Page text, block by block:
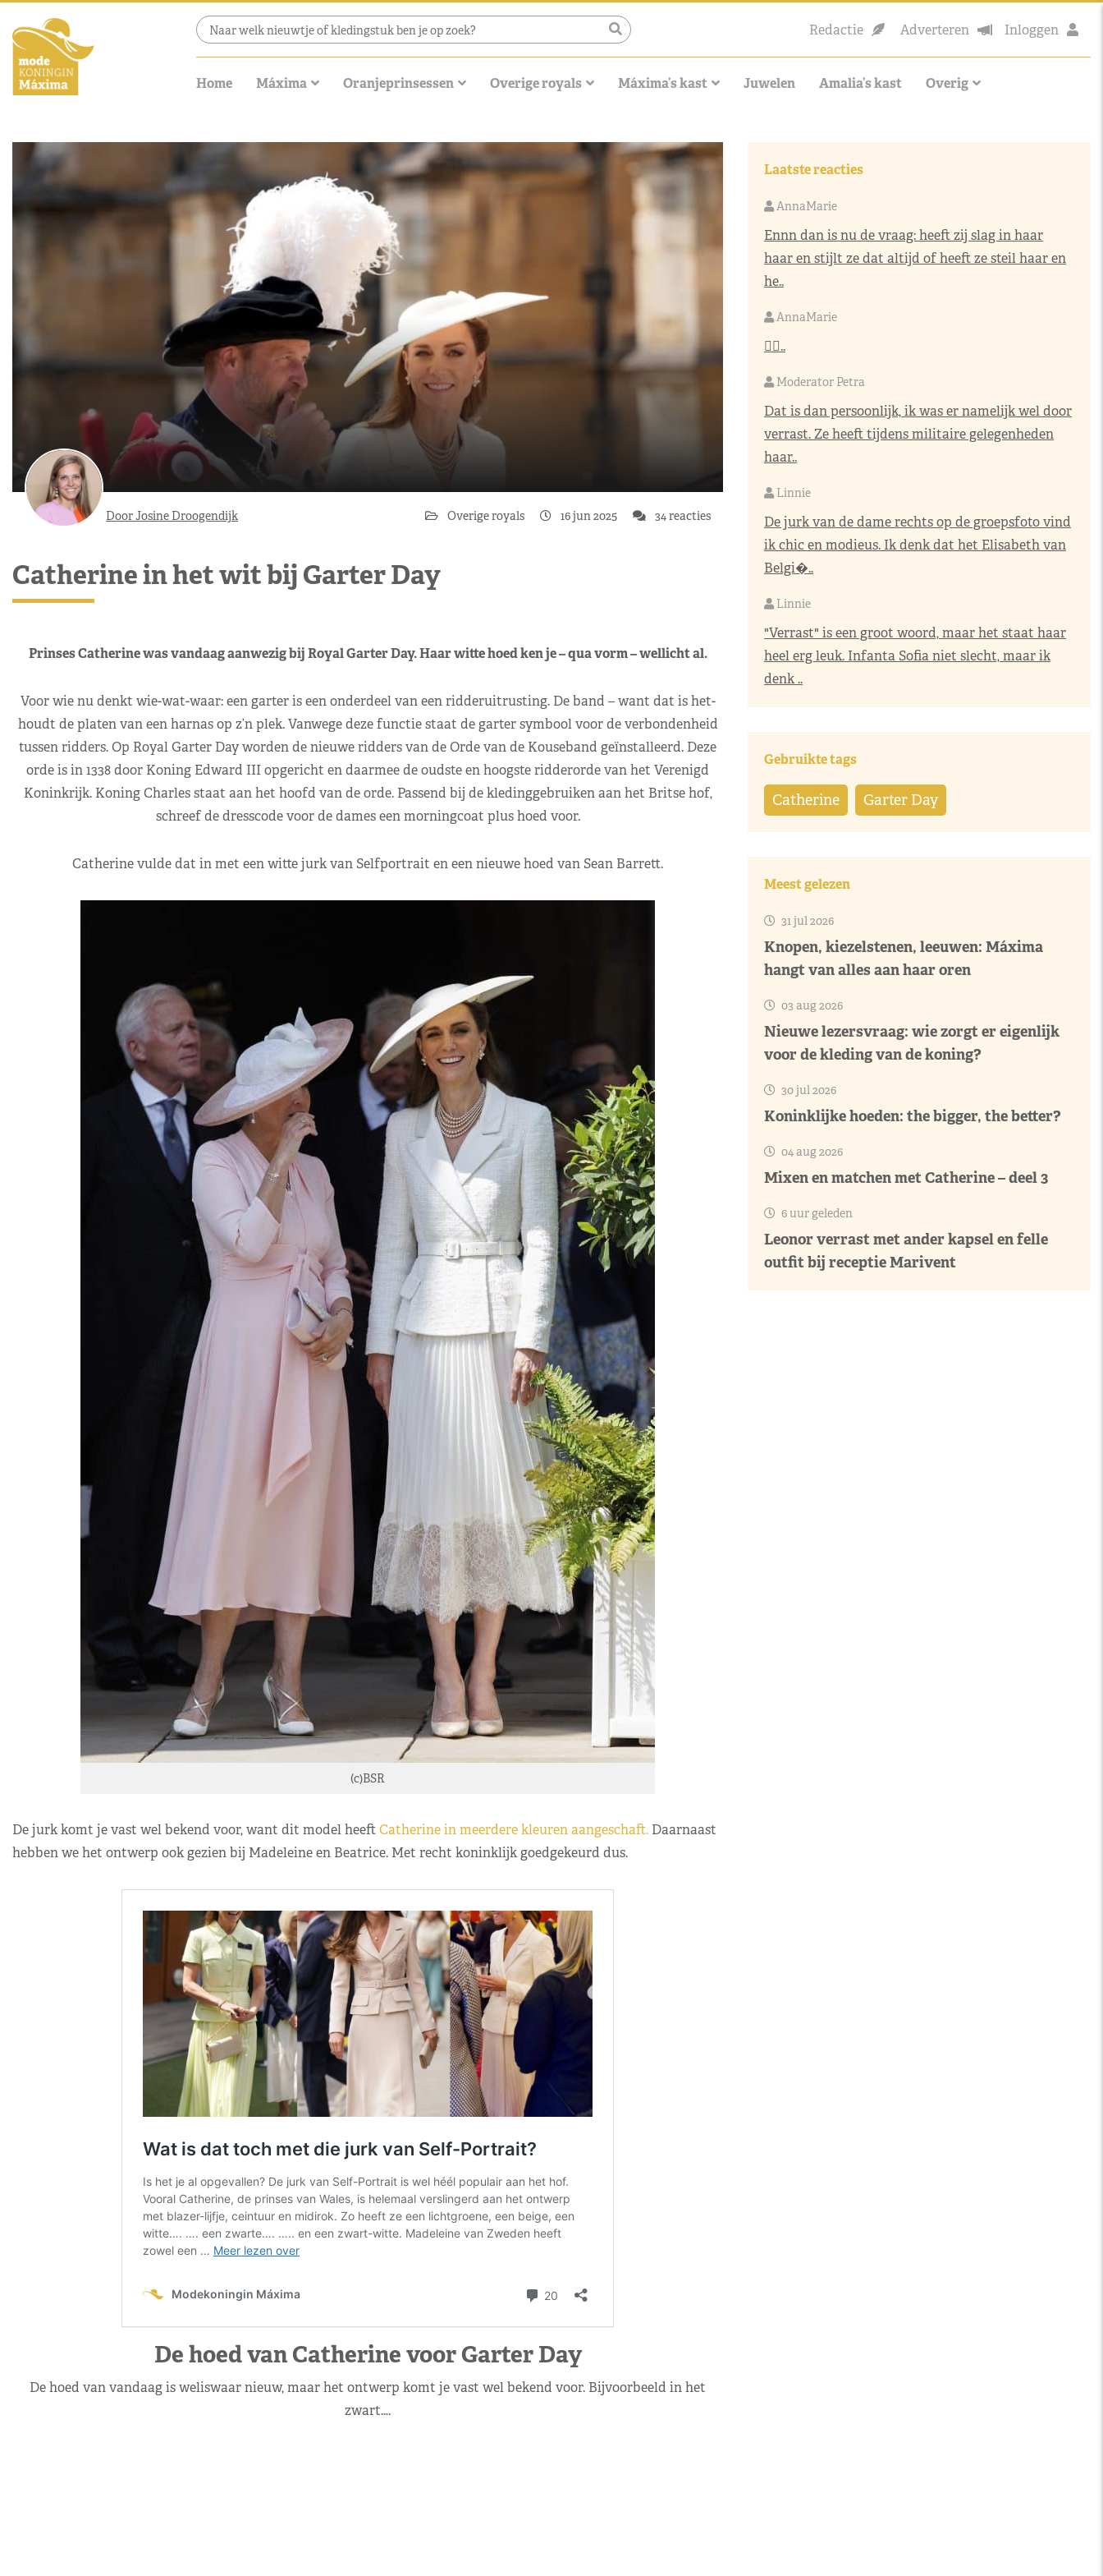
Redactie Adverteren Inloggen
Home Máxima Oranjeprinsessen Overige royals Máxima’s kast Juwelen Amalia’s kast Overig
Door Josine Droogendijk Overige royals 16 jun 2025 34 reacties
Catherine in het wit bij Garter Day
Prinses Catherine was vandaag aanwezig bij Royal Garter Day. Haar witte hoed ken je – qua vorm – wellicht al.
Voor wie nu denkt wie-wat-waar: een garter is een onderdeel van een ridderuitrusting. De band – want dat is het-
houdt de platen van een harnas op z’n plek. Vanwege deze functie staat de garter symbool voor de verbondenheid
tussen ridders. Op Royal Garter Day worden de nieuwe ridders van de Orde van de Kouseband geïnstalleerd. Deze
orde is in 1338 door Koning Edward III opgericht en daarmee de oudste en hoogste ridderorde van het Verenigd
Koninkrijk. Koning Charles staat aan het hoofd van de orde. Passend bij de kledinggebruiken aan het Britse hof,
schreef de dresscode voor de dames een morningcoat plus hoed voor.
Catherine vulde dat in met een witte jurk van Selfportrait en een nieuwe hoed van Sean Barrett.
(c)BSR
De jurk komt je vast wel bekend voor, want dit model heeftCatherine in meerdere kleuren aangeschaft. Daarnaast
hebben we het ontwerp ook gezien bij Madeleine en Beatrice. Met recht koninklijk goedgekeurd dus.
De hoed van Catherine voor Garter Day
De hoed van vandaag is weliswaar nieuw, maar het ontwerp komt je vast wel bekend voor. Bijvoorbeeld in het
zwart….
Laatste reacties
AnnaMarie
Ennn dan is nu de vraag: heeft zij slag in haar
haar en stijlt ze dat altijd of heeft ze steil haar en
he..
AnnaMarie
👌🏼..
Moderator Petra
Dat is dan persoonlijk, ik was er namelijk wel door
verrast. Ze heeft tijdens militaire gelegenheden
haar..
Linnie
De jurk van de dame rechts op de groepsfoto vind
ik chic en modieus. Ik denk dat het Elisabeth van
Belgi�..
Linnie
"Verrast" is een groot woord, maar het staat haar
heel erg leuk. Infanta Sofia niet slecht, maar ik
denk ..
Gebruikte tags
Catherine Garter Day
Meest gelezen
31 jul 2026
Knopen, kiezelstenen, leeuwen: Máxima
hangt van alles aan haar oren
03 aug 2026
Nieuwe lezersvraag: wie zorgt er eigenlijk
voor de kleding van de koning?
30 jul 2026
Koninklijke hoeden: the bigger, the better?
04 aug 2026
Mixen en matchen met Catherine – deel 3
6 uur geleden
Leonor verrast met ander kapsel en felle
outfit bij receptie Marivent